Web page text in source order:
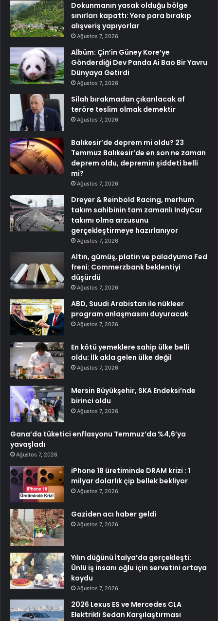
Dokunmanın yasak olduğu bölge
sınırları kapattı: Yere para bırakıp
alışveriş yapıyorlar
Ağustos 7, 2026
Albüm: Çin’in Güney Kore’ye
Gönderdiği Dev Panda Ai Bao Bir Yavru
Dünyaya Getirdi
Ağustos 7, 2026
Silah bırakmadan çıkarılacak af
teröre teslim olmak demektir
Ağustos 7, 2026
Balıkesir’de deprem mi oldu? 23
Temmuz Balıkesir’de en son ne zaman
deprem oldu, depremin şiddeti belli
mi?
Ağustos 7, 2026
Dreyer & Reinbold Racing, merhum
takım sahibinin tam zamanlı IndyCar
takımı olma arzusunu
gerçekleştirmeye hazırlanıyor
Ağustos 7, 2026
Altın, gümüş, platin ve paladyuma Fed
freni: Commerzbank beklentiyi
düşürdü
Ağustos 7, 2026
ABD, Suudi Arabistan ile nükleer
program anlaşmasını duyuracak
Ağustos 7, 2026
En kötü yemeklere sahip ülke belli
oldu: İlk akla gelen ülke değil
Ağustos 7, 2026
Mersin Büyükşehir, SKA Endeksi’nde
birinci oldu
Ağustos 7, 2026
Gana’da tüketici enflasyonu Temmuz’da %4,6’ya
yavaşladı
Ağustos 7, 2026
iPhone 18 üretiminde DRAM krizi : 1
milyar dolarlık çip bellek bekliyor
Ağustos 7, 2026
Gaziden acı haber geldi
Ağustos 7, 2026
Yılın düğünü İtalya’da gerçekleşti:
Ünlü iş insanı oğlu için servetini ortaya
koydu
Ağustos 7, 2026
2026 Lexus ES ve Mercedes CLA
Elektrikli Sedan Karşılaştırması